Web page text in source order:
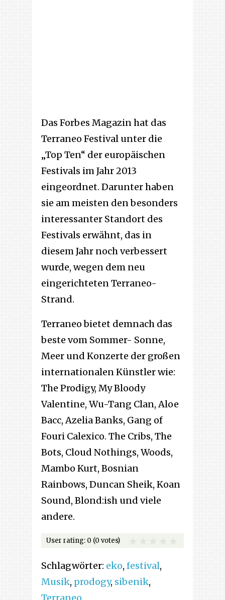
Das Forbes Magazin hat das
Terraneo Festival unter die
„Top Ten“ der europäischen
Festivals im Jahr 2013
eingeordnet. Darunter haben
sie am meisten den besonders
interessanter Standort des
Festivals erwähnt, das in
diesem Jahr noch verbessert
wurde, wegen dem neu
eingerichteten Terraneo-
Strand.
Terraneo bietet demnach das
beste vom Sommer- Sonne,
Meer und Konzerte der großen
internationalen Künstler wie:
The Prodigy, My Bloody
Valentine, Wu-Tang Clan, Aloe
Bacc, Azelia Banks, Gang of
Fouri Calexico. The Cribs, The
Bots, Cloud Nothings, Woods,
Mambo Kurt, Bosnian
Rainbows, Duncan Sheik, Koan
Sound, Blond:ish und viele
andere.
User rating: 0 (0 votes)
Schlagwörter: eko, festival,
Musik, prodogy, sibenik,